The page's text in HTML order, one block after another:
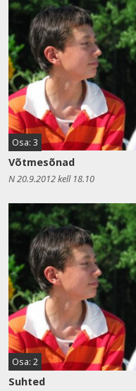
Osa: 3
Võtmesõnad
N 20.9.2012 kell 18.10
Osa: 2
Suhted